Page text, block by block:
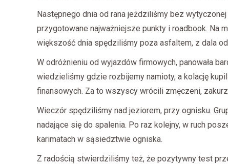
Następnego dnia od rana jeździliśmy bez
przygotowane najważniejsze punkty i roadbook. Na
większość dnia spędziliśmy poza asfaltem, z dala
W odróżnieniu od wyjazdów firmowych, panowała
wiedzieliśmy gdzie rozbijemy namioty, a kolację
finansowych. Za to wszyscy wrócili zmęczeni,
Wieczór spędziliśmy nad jeziorem, przy ognisku.
nadające się do spalenia. Po raz kolejny, w ruch
karimatach w sąsiedztwie ogniska.
Z radością stwierdziliśmy też, że pozytywny test